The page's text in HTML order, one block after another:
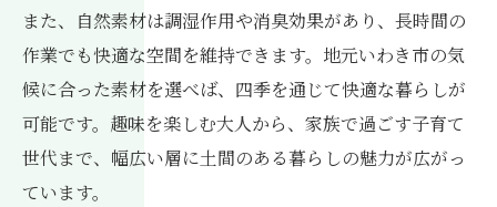
また、自然素材は調湿作用や消臭効果があり、長時間の
作業でも快適な空間を維持できます。地元いわき市の気
候に合った素材を選べば、四季を通じて快適な暮らしが
可能です。趣味を楽しむ大人から、家族で過ごす子育て
世代まで、幅広い層に土間のある暮らしの魅力が広がっ
ています。